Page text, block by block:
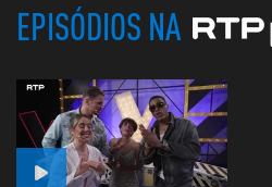
EPISÓDIOS NA